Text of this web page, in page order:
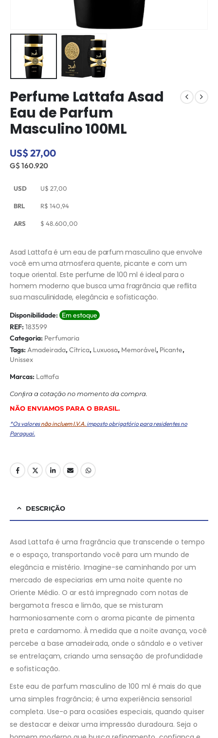
Perfume Lattafa Asad
Eau de Parfum
Masculino 100ML
US$ 27,00
G$ 160.920
USD U$ 27,00
BRL R$ 140,94
ARS $ 48.600,00
Asad Lattafa é um eau de parfum masculino que envolve
você em uma atmosfera quente, picante e com um
toque oriental. Este perfume de 100 ml é ideal para o
homem moderno que busca uma fragrância que reflita
sua masculinidade, elegância e sofisticação.
Disponibilidade: Em estoque
REF: 183599
Categoria: Perfumaria
Tags: Amadeirada,Cítrica, Luxuosa, Memorável, Picante,
Unissex
Marcas: Lattafa
Conﬁra a cotação no momento da compra.
NÃO ENVIAMOS PARA O BRASIL.
*Os valoresnão incluem I.V.A. imposto obrigatório para residentes no
Paraguai.
DESCRIÇÃO
Asad Lattafa é uma fragrância que transcende o tempo
e o espaço, transportando você para um mundo de
elegância e mistério. Imagine-se caminhando por um
mercado de especiarias em uma noite quente no
Oriente Médio. O ar está impregnado com notas de
bergamota fresca e limão, que se misturam
harmoniosamente com o aroma picante de pimenta
preta e cardamomo. À medida que a noite avança, você
percebe a base amadeirada, onde o sândalo e o vetiver
se entrelaçam, criando uma sensação de profundidade
e sofisticação.
Este eau de parfum masculino de 100 ml é mais do que
uma simples fragrância; é uma experiência sensorial
completa. Use-o para ocasiões especiais, quando quiser
se destacar e deixar uma impressão duradoura. Seja o